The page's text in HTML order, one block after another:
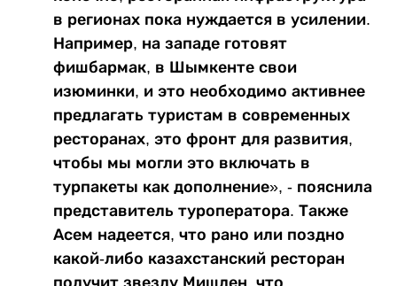
в регионах пока нуждается в усилении.
Например, на западе готовят
фишбармак, в Шымкенте свои
изюминки, и это необходимо активнее
предлагать туристам в современных
ресторанах, это фронт для развития,
чтобы мы могли это включать в
турпакеты как дополнение», - пояснила
представитель туроператора. Также
Асем надеется, что рано или поздно
какой-либо казахстанский ресторан
получит звезду Мишлен, что